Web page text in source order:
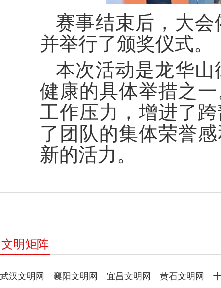
赛事结束后，大
并举行了颁奖仪式。
本次活动是龙华
健康的具体举措之
工作压力，增进了
了团队的集体荣誉
新的活力。
文明矩阵
武汉文明网 襄阳文明网 宜昌文明网 黄石文明网